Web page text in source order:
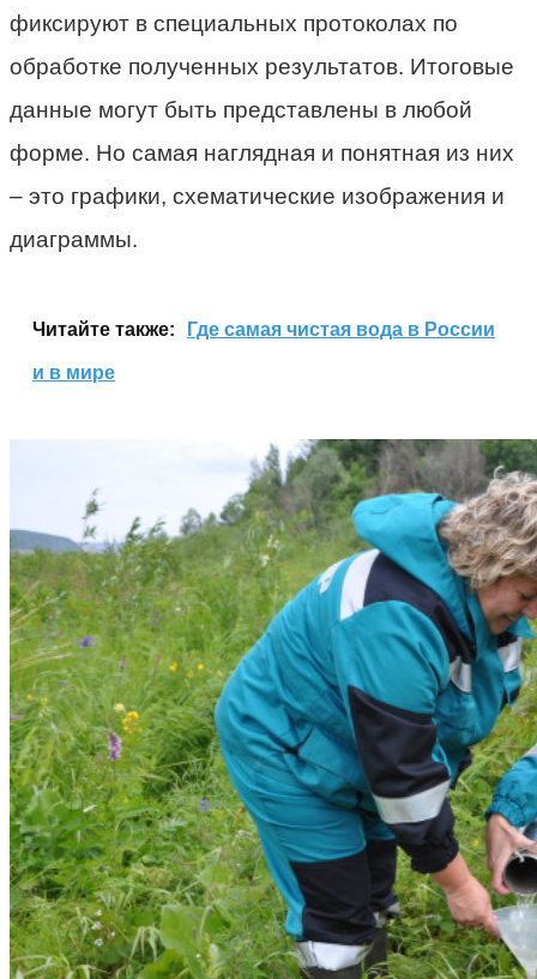
фиксируют в специальных протоколах по
обработке полученных результатов. Итоговые
данные могут быть представлены в любой
форме. Но самая наглядная и понятная из них
– это графики, схематические изображения и
диаграммы.
Читайте также: Где самая чистая вода в России
и в мире